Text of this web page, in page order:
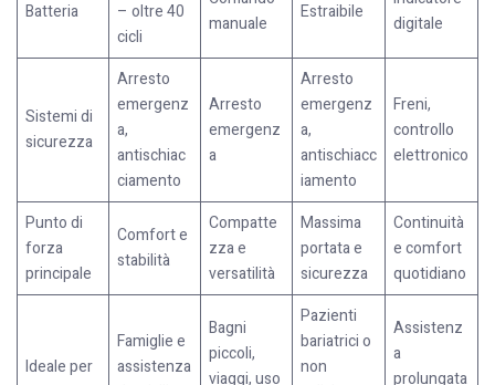
Batteria
– oltre 40
cicli
manuale
Estraibile
digitale
Sistemi di
sicurezza
Arresto
emergenz
a,
antischiac
ciamento
Arresto
emergenz
a
Arresto
emergenz
a,
antischiacc
iamento
Freni,
controllo
elettronico
Punto di
forza
principale
Comfort e
stabilità
Compatte
zza e
versatilità
Massima
portata e
sicurezza
Continuità
e comfort
quotidiano
Ideale per
Famiglie e
assistenza
Bagni
piccoli,
viaggi, uso
Pazienti
bariatrici o
non
Assistenz
a
prolungata